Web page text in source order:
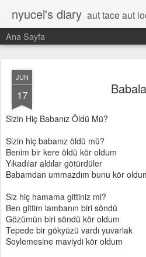
nyucel's diary aut tace aut
Ana Sayfa
JUN
17
Sizin Hiç Babanız Öldü Mü?
Sizin hiç babanız öldü mü?
Benim bir kere öldü kör oldum
Yıkadılar aldılar götürdüler
Babamdan ummazdım bunu kör
Siz hiç hamama gittiniz mi?
Ben gittim lambanın biri söndü
Gözümün biri söndü kör oldum
Tepede bir gökyüzü vardı yuvarlak
Soylemesine maviydi kör oldum